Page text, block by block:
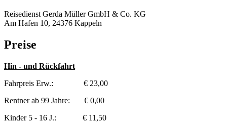
Reisedienst Gerda Müller GmbH & Co. KG
Am Hafen 10, 24376 Kappeln
Preise
Hin - und Rückfahrt
Fahrpreis Erw.: € 23,00
Rentner ab 99 Jahre: € 0,00
Kinder 5 - 16 J.: € 11,50